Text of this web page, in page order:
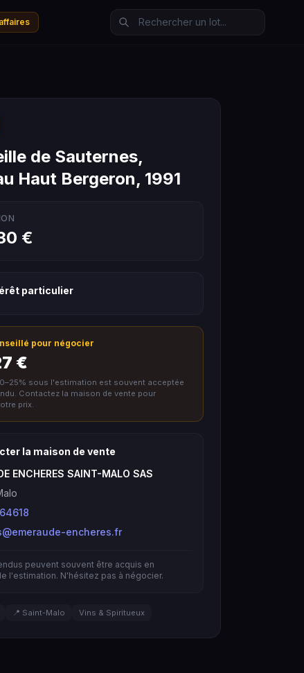
de Sauternes,
Haut Bergeron, 1991
€
particulier
pour négocier
€
sous l'estimation est souvent acceptée
Contactez la maison de vente pour
prix.
la maison de vente
ENCHERES SAINT-MALO SAS
encheres.fr
peuvent souvent être acquis en
l'estimation. N'hésitez pas à négocier.
📍 Saint-Malo Vins & Spiritueux